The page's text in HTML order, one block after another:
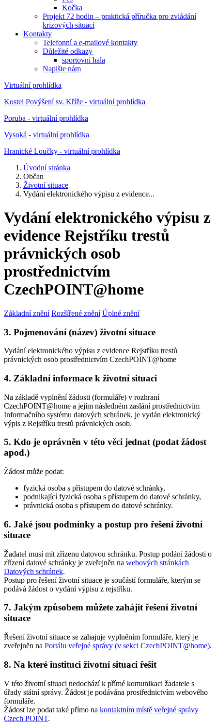
Kočka
Projekt 72 hodin – praktická příručka pro zvládání
krizových situací
Kontakty
Telefonní a e-mailové kontakty
Důležité odkazy
sportovní hala
Napište nám
Virtuální prohlídka
Kostel Povýšení sv. Kříže - virtuální prohlídka
Poruba - virtuální prohlídka
Vysoká - virtuální prohlídka
Hranické Loučky - virtuální prohlídka
Úvodní stránka
Občan
Životní situace
Vydání elektronického výpisu z evidence...
Vydání elektronického výpisu z
evidence Rejstříku trestů
právnických osob
prostřednictvím
CzechPOINT@home
Základní znění Rozšířené znění Úplné znění
3. Pojmenování (název) životní situace
Vydání elektronického výpisu z evidence Rejstříku trestů
právnických osob prostřednictvím CzechPOINT@home
4. Základní informace k životní situaci
Na základě vyplnění žádosti (formuláře) v rozhraní
CzechPOINT@home a jejím následném zaslání prostřednictvím
Informačního systému datových schránek, je vydán elektronický
výpis z Rejstříku trestů právnických osob.
5. Kdo je oprávněn v této věci jednat (podat žádost
apod.)
Žádost může podat:
fyzická osoba s přístupem do datové schránky,
podnikající fyzická osoba s přístupem do datové schránky,
právnická osoba s přístupem do datové schránky.
6. Jaké jsou podmínky a postup pro řešení životní
situace
Žadatel musí mít zřízenu datovou schránku. Postup podání žádosti o
zřízení datové schránky je zveřejněn na webových stránkách
Datových schránek.
Postup pro řešení životní situace je součástí formuláře, kterým se
podává žádost o vydání výpisu z rejstříku.
7. Jakým způsobem můžete zahájit řešení životní
situace
Řešení životní situace se zahajuje vyplněním formuláře, který je
zveřejněn na Portálu veřejné správy (v sekci CzechPOINT@home).
8. Na které instituci životní situaci řešit
V této životní situaci nedochází k přímé komunikaci žadatele s
úřady státní správy. Žádost je podávána prostřednictvím webového
formuláře.
Žádost lze podat také přímo na kontaktním místě veřejné správy
Czech POINT.